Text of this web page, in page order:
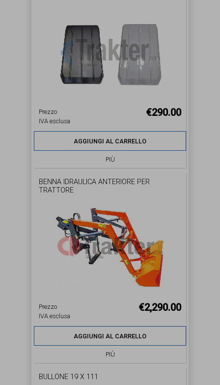
Prezzo
IVA esclusa
€290.00
AGGIUNGI AL CARRELLO
PIÙ
BENNA IDRAULICA ANTERIORE PER
TRATTORE
Prezzo
IVA esclusa
€2,290.00
AGGIUNGI AL CARRELLO
PIÙ
BULLONE 19 X 111